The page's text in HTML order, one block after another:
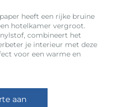
heeft een rijke bruine
hotelkamer vergroot.
combineert het
je interieur met deze
voor een warme en
aan